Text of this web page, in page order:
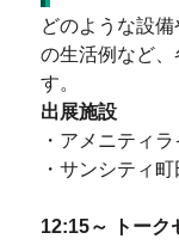
どのような設
の生活例など
す。
出展施設
・アメニティ
・サンシティ
12:15～ トーク